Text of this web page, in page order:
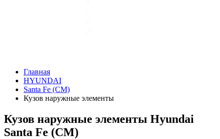
Главная
HYUNDAI
Santa Fe (CM)
Кузов наружные элементы
Кузов наружные элементы Hyundai
Santa Fe (CM)